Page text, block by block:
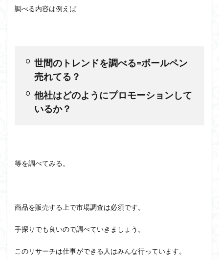
調べる内容は例えば
世間のトレンドを調べる=ボールペン
売れてる？
他社はどのようにプロモーションして
いるか？
等を調べてみる。
商品を販売する上で市場調査は必須です。
手探りでも良いので調べていきましょう。
このリサーチは仕事ができる人はみんな行っています。